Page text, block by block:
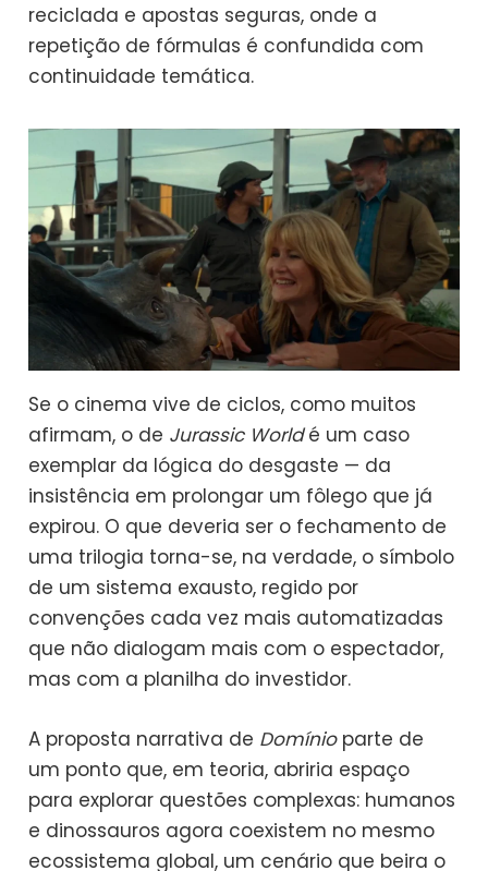
reciclada e apostas seguras, onde a
repetição de fórmulas é confundida com
continuidade temática.
Se o cinema vive de ciclos, como muitos
afirmam, o de Jurassic Worldé um caso
exemplar da lógica do desgaste — da
insistência em prolongar um fôlego que já
expirou. O que deveria ser o fechamento de
uma trilogia torna-se, na verdade, o símbolo
de um sistema exausto, regido por
convenções cada vez mais automatizadas
que não dialogam mais com o espectador,
mas com a planilha do investidor.
A proposta narrativa de Domínioparte de
um ponto que, em teoria, abriria espaço
para explorar questões complexas: humanos
e dinossauros agora coexistem no mesmo
ecossistema global, um cenário que beira o